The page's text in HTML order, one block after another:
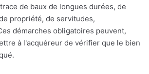
de baux de longues durées, de
propriété, de servitudes,
démarches obligatoires peuvent,
à l'acquéreur de vérifier que le bien